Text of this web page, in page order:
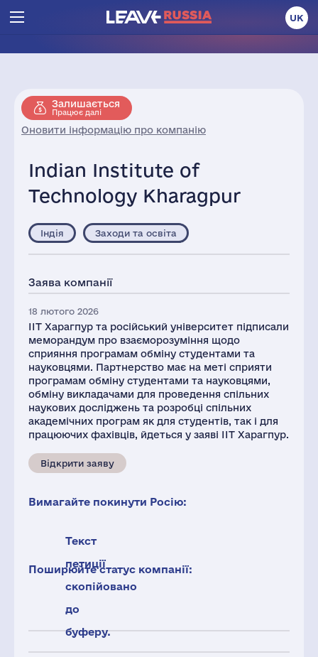
UK
Залишається
Працює далі
Оновити інформацію про компанію
Indian Institute of
Technology Kharagpur
Індія Заходи та освіта
Заява компанії
18 лютого 2026
ІІТ Харагпур та російський університет підписали
меморандум про взаєморозуміння щодо
сприяння програмам обміну студентами та
науковцями. Партнерство має на меті сприяти
програмам обміну студентами та науковцями,
обміну викладачами для проведення спільних
наукових досліджень та розробці спільних
академічних програм як для студентів, так і для
працюючих фахівців, йдеться у заяві ІІТ Харагпур.
Відкрити заяву
Вимагайте покинути Росію:
Текст
петиції
скопійовано
до
буферу.
Поширюйте статус компанії: